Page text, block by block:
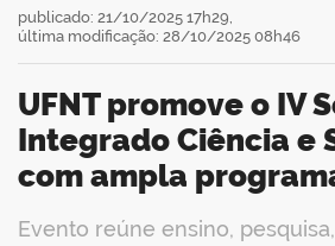
UFNT promove o IV Seminário
Integrado Ciência e
com ampla
Evento reúne ensino, pesquisa, extensão e
publicado: 21/10/2025 17h29,
última modificação: 28/10/2025 08h46